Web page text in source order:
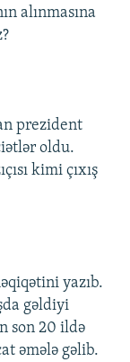
alınmasına
prezident
oldu.
kimi çıxış
yazıb.
gəldiyi
son 20 ildə
əmələ gəlib.